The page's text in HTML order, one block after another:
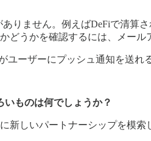
りません。例えばDeFiで清算
どうかを確認するには、メー
ーザーにプッシュ通知を送れ
いものは何でしょうか？
新しいパートナーシップを模索